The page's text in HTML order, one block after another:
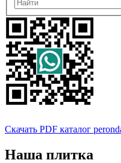
Скачать PDF каталог
Наша плитка